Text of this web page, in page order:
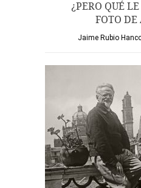
¿PERO QUÉ
FOTO DE
Jaime Rubio